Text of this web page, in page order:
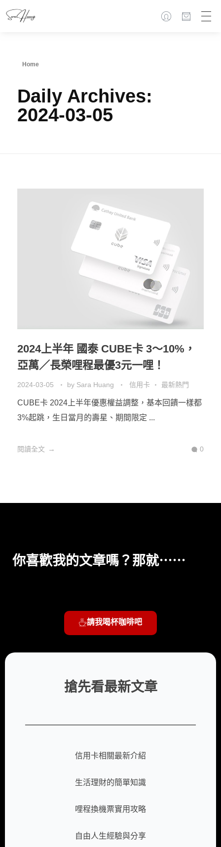
Home
Daily Archives:
2024-03-05
2024上半年 國泰 CUBE卡 3～10%，
亞萬／長榮哩程最優3元一哩！
2024-03-05 by Sara Huang 信用卡 最新熱門
CUBE卡 2024上半年優惠權益調整，基本回饋一樣都
3%起跳，生日當月的壽星、期間限定 ...
閱讀全文 0
你喜歡我的文章嗎？那就⋯⋯
請我喝杯咖啡吧
搶先看最新文章
信用卡相關最新介紹
生活理財的簡單知識
哩程換機票實用攻略
自由人生經驗與分享